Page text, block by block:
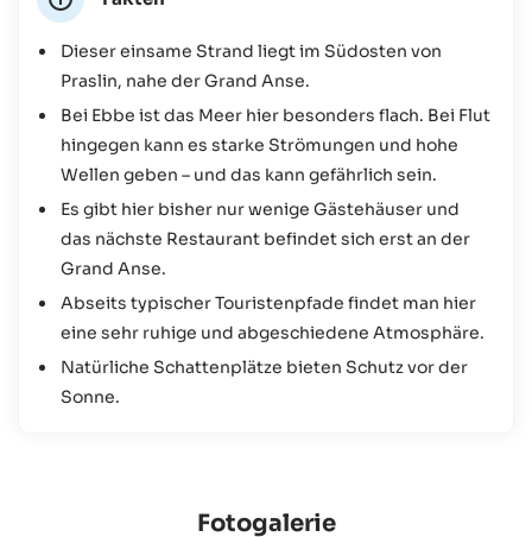
zudem für eine einzigartige Atmosphäre, während das
nach einem entspannten Ort sucht, der noch ursprünglich
und unberührt ist, der sollte hier einen Abstecher machen.
Dieser einsame Strand liegt im Südosten von
Praslin, nahe der Grand Anse.
Bei Ebbe ist das Meer hier besonders flach. Bei Flut
hingegen kann es starke Strömungen und hohe
Wellen geben – und das kann gefährlich sein.
Es gibt hier bisher nur wenige Gästehäuser und
das nächste Restaurant befindet sich erst an der
Grand Anse.
Abseits typischer Touristenpfade findet man hier
eine sehr ruhige und abgeschiedene Atmosphäre.
Natürliche Schattenplätze bieten Schutz vor der
Sonne.
Fotogalerie